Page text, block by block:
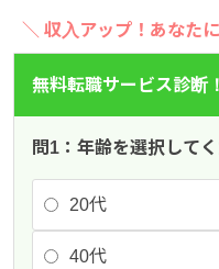
＼ 収入アップ！あなた
無料転職サービス診断
問1：年齢を選択してく
20代
40代